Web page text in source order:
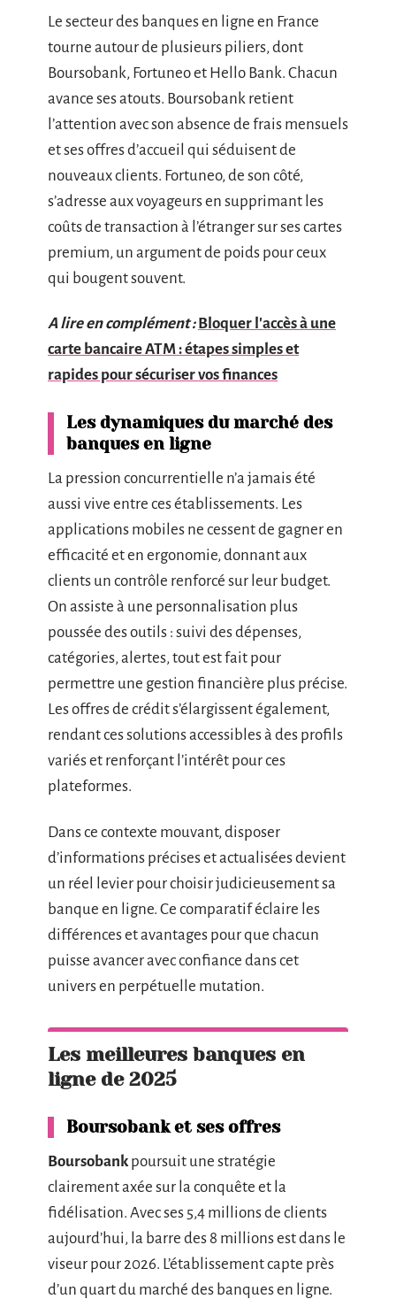
Le secteur des banques en ligne en France
tourne autour de plusieurs piliers, dont
Boursobank, Fortuneo et Hello Bank. Chacun
avance ses atouts. Boursobank retient
l’attention avec son absence de frais mensuels
et ses offres d’accueil qui séduisent de
nouveaux clients. Fortuneo, de son côté,
s’adresse aux voyageurs en supprimant les
coûts de transaction à l’étranger sur ses cartes
premium, un argument de poids pour ceux
qui bougent souvent.
A lire en complément : Bloquer l'accès à une
carte bancaire ATM : étapes simples et
rapides pour sécuriser vos finances
Les dynamiques du marché des
banques en ligne
La pression concurrentielle n’a jamais été
aussi vive entre ces établissements. Les
applications mobiles ne cessent de gagner en
efficacité et en ergonomie, donnant aux
clients un contrôle renforcé sur leur budget.
On assiste à une personnalisation plus
poussée des outils : suivi des dépenses,
catégories, alertes, tout est fait pour
permettre une gestion financière plus précise.
Les offres de crédit s’élargissent également,
rendant ces solutions accessibles à des profils
variés et renforçant l’intérêt pour ces
plateformes.
Dans ce contexte mouvant, disposer
d’informations précises et actualisées devient
un réel levier pour choisir judicieusement sa
banque en ligne. Ce comparatif éclaire les
différences et avantages pour que chacun
puisse avancer avec confiance dans cet
univers en perpétuelle mutation.
Les meilleures banques en
ligne de 2025
Boursobank et ses offres
Boursobank poursuit une stratégie
clairement axée sur la conquête et la
fidélisation. Avec ses 5,4 millions de clients
aujourd’hui, la barre des 8 millions est dans le
viseur pour 2026. L’établissement capte près
d’un quart du marché des banques en ligne.